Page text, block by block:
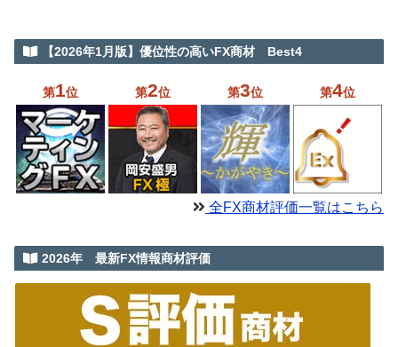
【2026年1月版】優位性の高いFX商材 Best4
第1位 第2位 第3位 第4位
全FX商材評価一覧はこちら
2026年 最新FX情報商材評価